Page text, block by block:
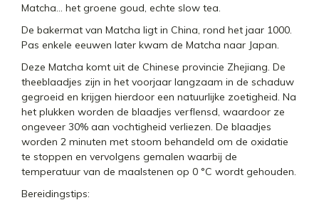
Matcha… het groene goud, echte slow tea.
De bakermat van Matcha ligt in China, rond het jaar 1000.
Pas enkele eeuwen later kwam de Matcha naar Japan.
Deze Matcha komt uit de Chinese provincie Zhejiang. De
theeblaadjes zijn in het voorjaar langzaam in de schaduw
gegroeid en krijgen hierdoor een natuurlijke zoetigheid. Na
het plukken worden de blaadjes verflensd, waardoor ze
ongeveer 30% aan vochtigheid verliezen. De blaadjes
worden 2 minuten met stoom behandeld om de oxidatie
te stoppen en vervolgens gemalen waarbij de
temperatuur van de maalstenen op 0 °C wordt gehouden.
Bereidingstips: